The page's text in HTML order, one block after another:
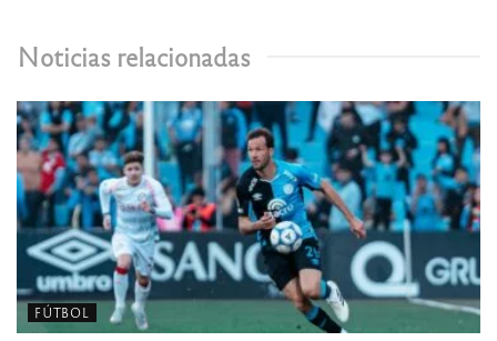
Noticias relacionadas
FÚTBOL